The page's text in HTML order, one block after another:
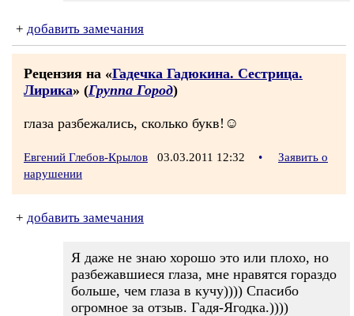
+ добавить замечания
Рецензия на «Гадечка Гадюкина. Сестрица.
Лирика» (Группа Город)
глаза разбежались, сколько букв!☺
Евгений Глебов-Крылов 03.03.2011 12:32 •
Заявить о
нарушении
+ добавить замечания
Я даже не знаю хорошо это или плохо, но
разбежавшиеся глаза, мне нравятся гораздо
больше, чем глаза в кучу)))) Спасибо
огромное за отзыв. Гадя-Ягодка.))))